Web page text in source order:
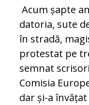
Acum șapte
datoria, sute
în stradă,
protestat pe
semnat
Comisia
dar și-a